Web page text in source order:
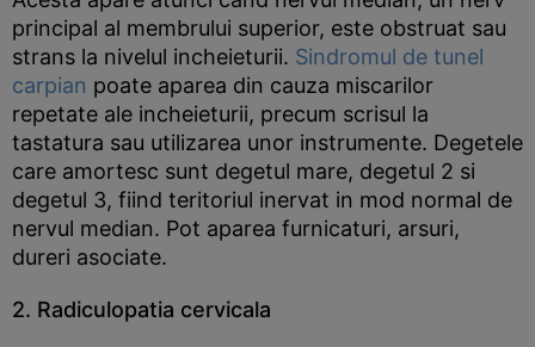
principal al membrului superior, este obstruat sau
strans la nivelul incheieturii. Sindromul de tunel
carpian poate aparea din cauza miscarilor
repetate ale incheieturii, precum scrisul la
tastatura sau utilizarea unor instrumente. Degetele
care amortesc sunt degetul mare, degetul 2 si
degetul 3, fiind teritoriul inervat in mod normal de
nervul median. Pot aparea furnicaturi, arsuri,
dureri asociate.
2. Radiculopatia cervicala